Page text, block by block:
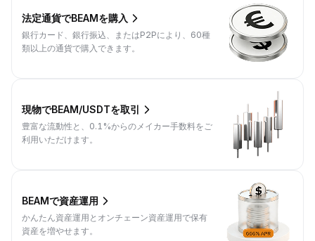
法定通貨でBEAMを購入
銀行カード、銀行振込、またはP2Pにより、60種
類以上の通貨で購入できます。
現物でBEAM/USDTを取引
豊富な流動性と、0.1%からのメイカー手数料をご
利用いただけます。
BEAMで資産運用
かんたん資産運用とオンチェーン資産運用で保有
資産を増やせます。